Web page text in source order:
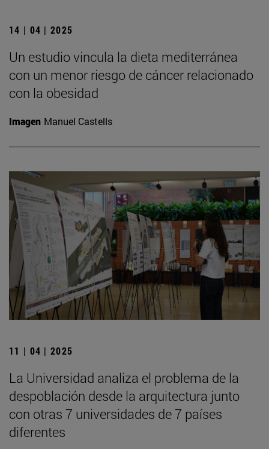
14 | 04 | 2025
Un estudio vincula la dieta mediterránea
con un menor riesgo de cáncer relacionado
con la obesidad
Imagen Manuel Castells
11 | 04 | 2025
La Universidad analiza el problema de la
despoblación desde la arquitectura junto
con otras 7 universidades de 7 países
diferentes